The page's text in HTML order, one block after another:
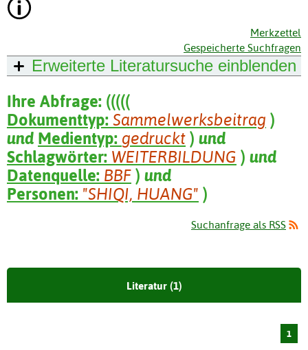
Merkzettel
Gespeicherte Suchfragen
Erweiterte Literatursuche einblenden
Ihre Abfrage: (((((
Dokumenttyp: Sammelwerksbeitrag )
und Medientyp: gedruckt ) und
Schlagwörter: WEITERBILDUNG ) und
Datenquelle: BBF ) und
Personen: "SHIQI, HUANG" )
Suchanfrage als RSS
Literatur (1)
1